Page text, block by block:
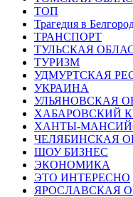
ТОП
Трагедия в
ТРАНСПОРТ
ТУЛЬСКАЯ
ТУРИЗМ
УДМУРТСКАЯ
УКРАИНА
УЛЬЯНОВСКАЯ
ХАБАРОВСКИЙ
ХАНТЫ-
ЧЕЛЯБИНСКАЯ
ШОУ БИЗНЕС
ЭКОНОМИКА
ЭТО ИНТЕРЕСНО
ЯРОСЛАВСКАЯ